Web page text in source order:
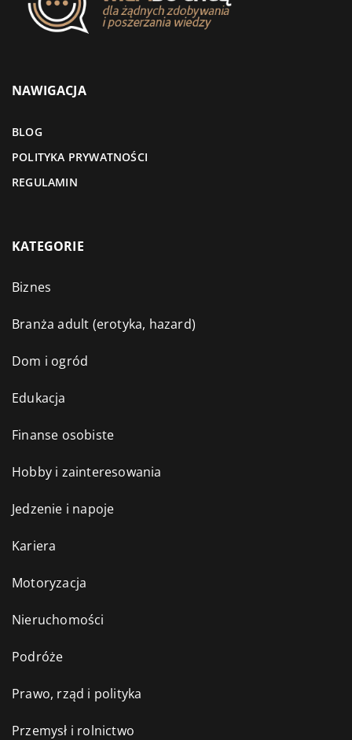
NAWIGACJA
BLOG
POLITYKA PRYWATNOŚCI
REGULAMIN
KATEGORIE
Biznes
Branża adult (erotyka, hazard)
Dom i ogród
Edukacja
Finanse osobiste
Hobby i zainteresowania
Jedzenie i napoje
Kariera
Motoryzacja
Nieruchomości
Podróże
Prawo, rząd i polityka
Przemysł i rolnictwo